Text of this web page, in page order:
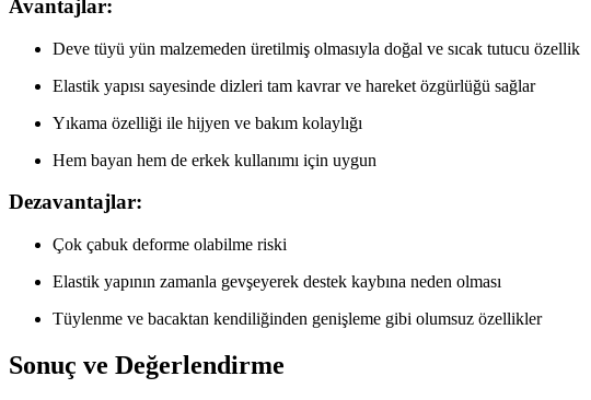
Avantajlar:
Deve tüyü yün malzemeden üretilmiş olmasıyla doğal ve sıcak tutucu özellik
Elastik yapısı sayesinde dizleri tam kavrar ve hareket özgürlüğü sağlar
Yıkama özelliği ile hijyen ve bakım kolaylığı
Hem bayan hem de erkek kullanımı için uygun
Dezavantajlar:
Çok çabuk deforme olabilme riski
Elastik yapının zamanla gevşeyerek destek kaybına neden olması
Tüylenme ve bacaktan kendiliğinden genişleme gibi olumsuz özellikler
Sonuç ve Değerlendirme